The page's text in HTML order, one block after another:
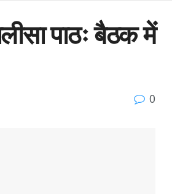
पाठः बैठक में
0